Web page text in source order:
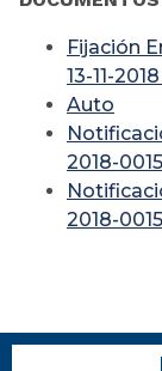
Fijación
13-11-
Auto
2018-
2018-